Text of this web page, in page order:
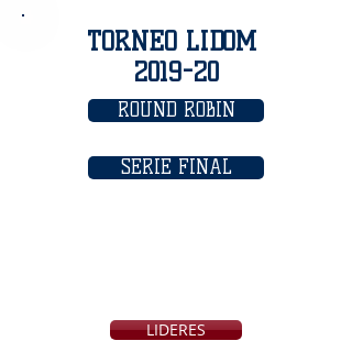
TORNEO LIDOM
2019-20
ROUND ROBIN
SERIE FINAL
LIDERES